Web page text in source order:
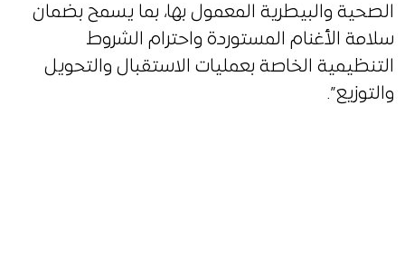
الصحية والبيطرية المعمول بها، بما يسمح بضمان
سلامة الأغنام المستوردة واحترام الشروط
التنظيمية الخاصة بعمليات الاستقبال والتحويل
والتوزيع”.